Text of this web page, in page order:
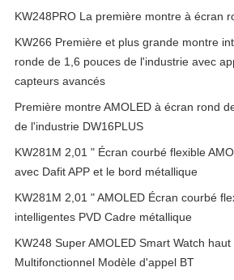
KW248PRO La première montre à écran
KW266 Première et plus grande montre
ronde de 1,6 pouces de l'industrie avec
capteurs avancés
Première montre AMOLED à écran rond
de l'industrie DW16PLUS
KW281M 2,01 " Écran courbé flexible
avec Dafit APP et le bord métallique
KW281M 2,01 " AMOLED Écran courbé
intelligentes PVD Cadre métallique
KW248 Super AMOLED Smart Watch
Multifonctionnel Modèle d'appel BT